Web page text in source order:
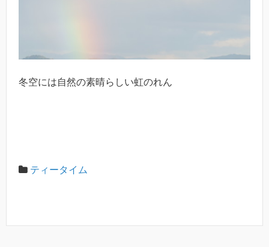
冬空には自然の素晴らしい虹のれん
ティータイム